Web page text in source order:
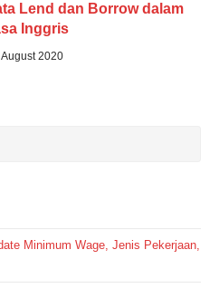
Lend dan Borrow dalam
Inggris
2020
Minimum Wage, Jenis Pekerjaan,